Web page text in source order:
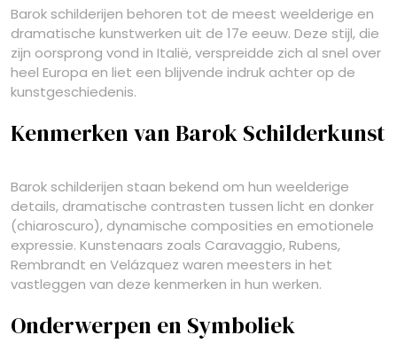
Barok schilderijen behoren tot de meest weelderige en
dramatische kunstwerken uit de 17e eeuw. Deze stijl, die
zijn oorsprong vond in Italië, verspreidde zich al snel over
heel Europa en liet een blijvende indruk achter op de
kunstgeschiedenis.
Kenmerken van Barok Schilderkunst
Barok schilderijen staan bekend om hun weelderige
details, dramatische contrasten tussen licht en donker
(chiaroscuro), dynamische composities en emotionele
expressie. Kunstenaars zoals Caravaggio, Rubens,
Rembrandt en Velázquez waren meesters in het
vastleggen van deze kenmerken in hun werken.
Onderwerpen en Symboliek